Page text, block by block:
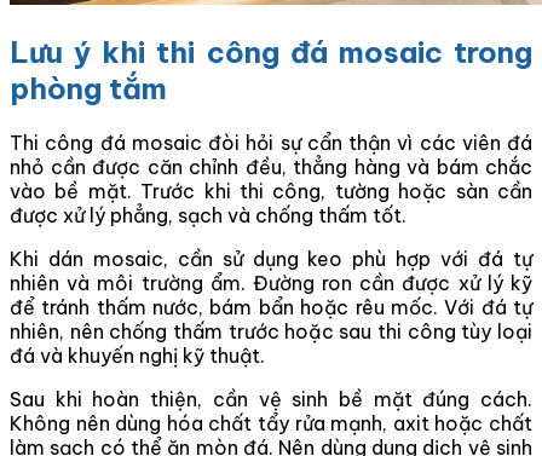
Lưu ý khi thi công đá mosaic trong
phòng tắm
Thi công đá mosaic đòi hỏi sự cẩn thận vì các viên đá
nhỏ cần được căn chỉnh đều, thẳng hàng và bám chắc
vào bề mặt. Trước khi thi công, tường hoặc sàn cần
được xử lý phẳng, sạch và chống thấm tốt.
Khi dán mosaic, cần sử dụng keo phù hợp với đá tự
nhiên và môi trường ẩm. Đường ron cần được xử lý kỹ
để tránh thấm nước, bám bẩn hoặc rêu mốc. Với đá tự
nhiên, nên chống thấm trước hoặc sau thi công tùy loại
đá và khuyến nghị kỹ thuật.
Sau khi hoàn thiện, cần vệ sinh bề mặt đúng cách.
Không nên dùng hóa chất tẩy rửa mạnh, axit hoặc chất
làm sạch có thể ăn mòn đá. Nên dùng dung dịch vệ sinh